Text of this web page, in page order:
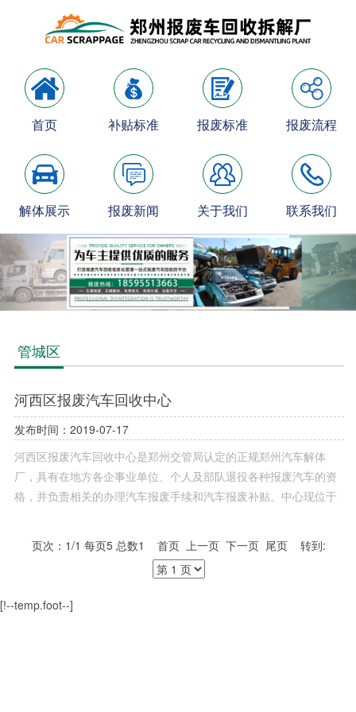
首页 补贴标准 报废标准 报废流程
解体展示 报废新闻 关于我们 联系我们
管城区
河西区报废汽车回收中心
发布时间：2019-07-17
河西区报废汽车回收中心是郑州交管局认定的正规郑州汽车解体
厂，具有在地方各企事业单位、个人及部队退役各种报废汽车的资
格，并负责相关的办理汽车报废手续和汽车报废补贴。中心现位于
能高效。
页次：1/1 每页5 总数1 首页 上一页 下一页 尾页 转到:
[!--temp.foot--]